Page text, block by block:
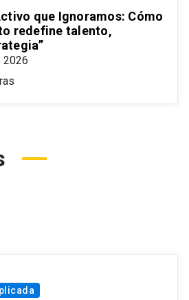
que Ignoramos: Cómo
redefine talento,
2026